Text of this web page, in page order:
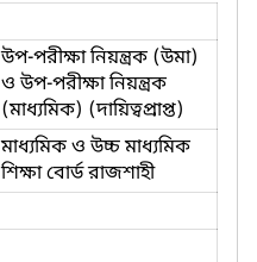
উপ-পরীক্ষা নিয়ন্ত্রক (উমা)
ও উপ-পরীক্ষা নিয়ন্ত্রক
(মাধ্যমিক) (দায়িত্বপ্রাপ্ত)
মাধ্যমিক ও উচ্চ মাধ্যমিক
শিক্ষা বোর্ড রাজশাহী